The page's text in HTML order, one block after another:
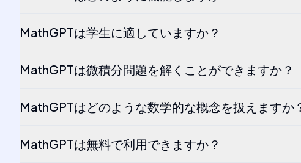
MathGPTは学生に適していますか？
MathGPTは微積分問題を解くことができますか？
MathGPTはどのような数学的な概念を扱えますか
MathGPTは無料で利用できますか？